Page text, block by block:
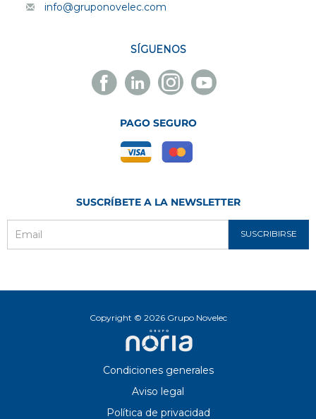
info@gruponovelec.com
SÍGUENOS
Facebook
Novelec
Linkedin
Novelec
Instagram
Novelec
Youtube
Novelec
PAGO SEGURO
SUSCRÍBETE A LA NEWSLETTER
SUSCRIBIRSE
Copyright © 2026 Grupo Novelec
Condiciones generales
Aviso legal
Política de privacidad